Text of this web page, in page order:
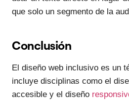
que solo un segmento de la
Conclusión
El diseño web inclusivo es un
incluye disciplinas como el
accesible y el diseño